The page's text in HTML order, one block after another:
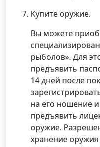
Купите оружие.
Вы можете
рыболов». Для
предъявить
14 дней после
на его ношение
предъявить
оружие.
хранение оружия